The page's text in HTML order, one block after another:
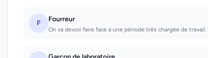
F Fourreur
On va devoir faire face à une période très chargée de travail.